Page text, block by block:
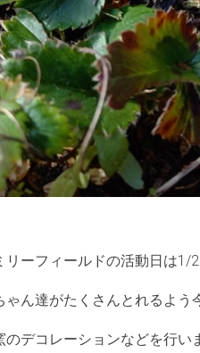
ーフィールドの活動日は1/
ん達がたくさんとれるよう
デコレーションなどを行い